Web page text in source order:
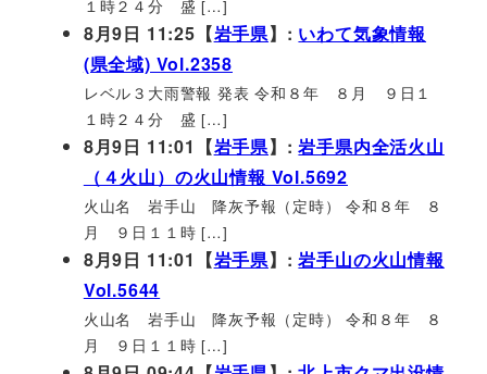
１時２４分 盛 […]
8月9日 11:25【岩手県】: いわて気象情報
(県全域) Vol.2358
レベル３大雨警報 発表 令和８年 ８月 ９日１
１時２４分 盛 […]
8月9日 11:01【岩手県】:岩手県内全活火山
（４火山）の火山情報 Vol.5692
火山名 岩手山 降灰予報（定時） 令和８年 ８
月 ９日１１時 […]
8月9日 11:01【岩手県】:岩手山の火山情報
Vol.5644
火山名 岩手山 降灰予報（定時） 令和８年 ８
月 ９日１１時 […]